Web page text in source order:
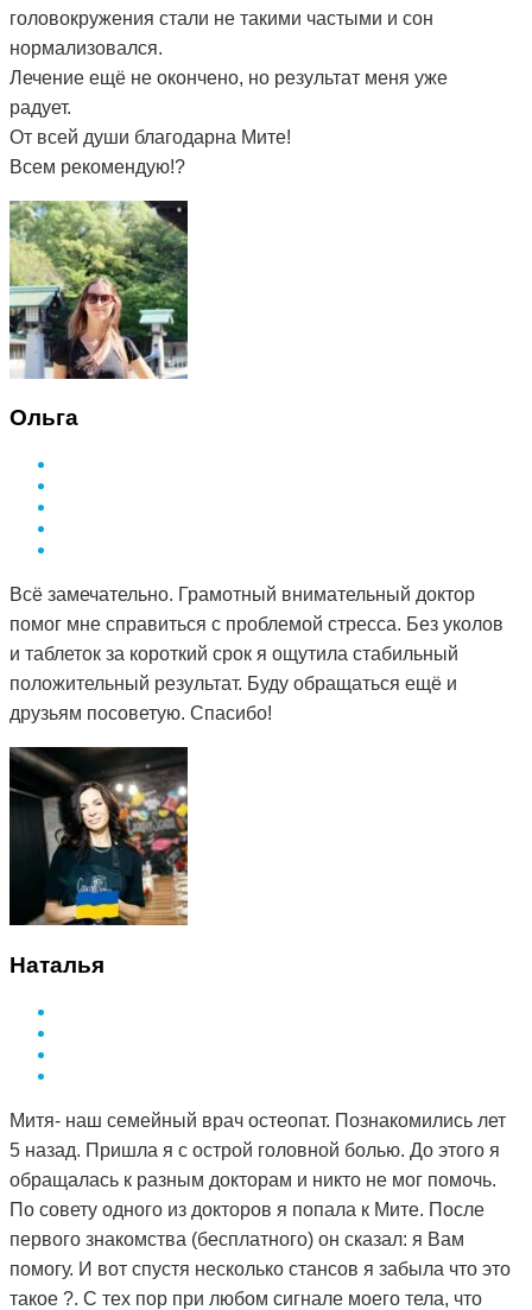
головокружения стали не такими частыми и сон
нормализовался.
Лечение ещё не окончено, но результат меня уже
радует.
От всей души благодарна Мите!
Всем рекомендую!?
Ольга
Всё замечательно. Грамотный внимательный доктор
помог мне справиться с проблемой стресса. Без уколов
и таблеток за короткий срок я ощутила стабильный
положительный результат. Буду обращаться ещё и
друзьям посоветую. Спасибо!
Наталья
Митя- наш семейный врач остеопат. Познакомились лет
5 назад. Пришла я с острой головной болью. До этого я
обращалась к разным докторам и никто не мог помочь.
По совету одного из докторов я попала к Мите. После
первого знакомства (бесплатного) он сказал: я Вам
помогу. И вот спустя несколько стансов я забыла что это
такое ?. С тех пор при любом сигнале моего тела, что